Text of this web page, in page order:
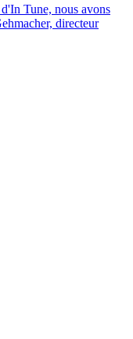
Tune, nous avons
directeur